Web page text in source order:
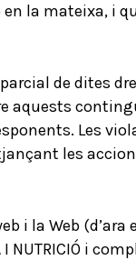
en la mateixa, i
de dites
aquests
Les
les
i la Web (d’ara
I NUTRICIÓ i